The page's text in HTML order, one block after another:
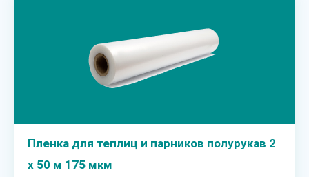
Пленка для теплиц и парников полурукав 2
х 50 м 175 мкм